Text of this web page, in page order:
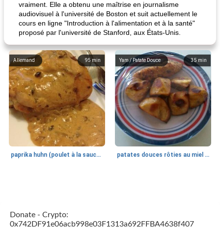
vraiment. Elle a obtenu une maîtrise en journalisme
audiovisuel à l'université de Boston et suit actuellement le
cours en ligne "Introduction à l'alimentation et à la santé"
proposé par l'université de Stanford, aux États-Unis.
95 min
Allemand
paprika huhn (poulet à la sauce paprika).
35 min
Yam / Patate Douce
patates douces rôties au miel / kumara
Donate - Crypto:
0x742DF91e06acb998e03F1313a692FFBA4638f407